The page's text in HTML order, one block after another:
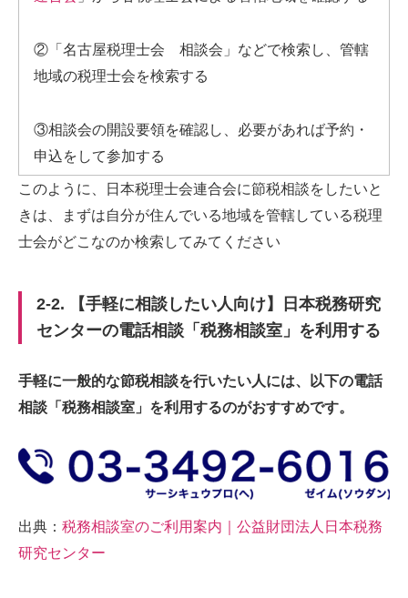
②「名古屋税理士会 相談会」などで検索し、管轄
地域の税理士会を検索する
③相談会の開設要領を確認し、必要があれば予約・
申込をして参加する
このように、日本税理士会連合会に節税相談をしたいと
きは、まずは自分が住んでいる地域を管轄している税理
士会がどこなのか検索してみてください
2-2. 【手軽に相談したい人向け】日本税務研究
センターの電話相談「税務相談室」を利用する
手軽に一般的な節税相談を行いたい人には、以下の電話
相談「税務相談室」を利用するのがおすすめです。
出典： 税務相談室のご利用案内｜公益財団法人日本税務
研究センター